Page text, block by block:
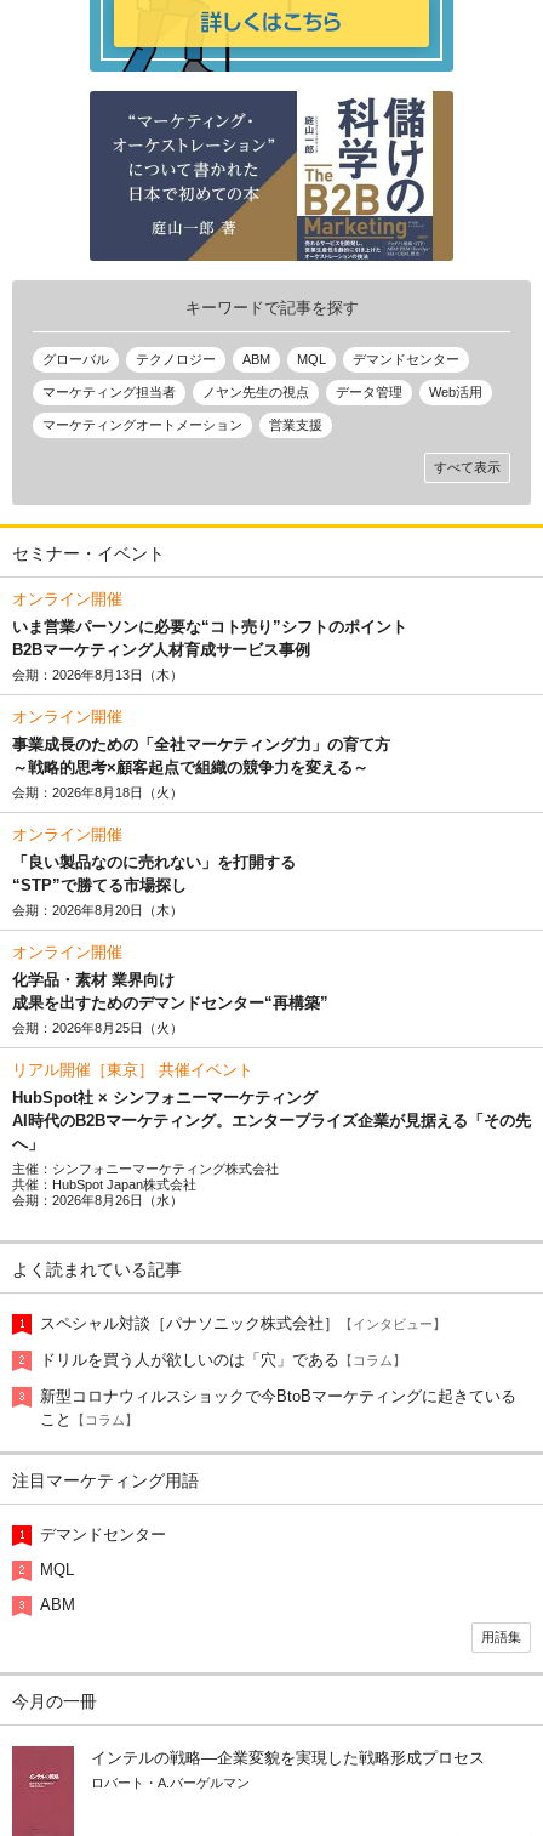
キーワードで記事を探す
グローバル テクノロジー ABM MQL デマンドセンター
マーケティング担当者 ノヤン先生の視点 データ管理 Web活用
マーケティングオートメーション 営業支援
すべて表示
セミナー・イベント
オンライン開催
いま営業パーソンに必要な“コト売り”シフトのポイント
B2Bマーケティング人材育成サービス事例
会期：2026年8月13日（木）
オンライン開催
事業成長のための「全社マーケティング力」の育て方
～戦略的思考×顧客起点で組織の競争力を変える～
会期：2026年8月18日（火）
オンライン開催
「良い製品なのに売れない」を打開する
“STP”で勝てる市場探し
会期：2026年8月20日（木）
オンライン開催
化学品・素材 業界向け
成果を出すためのデマンドセンター“再構築”
会期：2026年8月25日（火）
リアル開催［東京］ 共催イベント
HubSpot社 × シンフォニーマーケティング
AI時代のB2Bマーケティング。エンタープライズ企業が見据える「その先
へ」
主催：シンフォニーマーケティング株式会社
共催：HubSpot Japan株式会社
会期：2026年8月26日（水）
よく読まれている記事
スペシャル対談［パナソニック株式会社］ 【インタビュー】
ドリルを買う人が欲しいのは「穴」である 【コラム】
新型コロナウィルスショックで今BtoBマーケティングに起きている
こと
【コラム】
注目マーケティング用語
デマンドセンター
MQL
ABM
用語集
今月の一冊
インテルの戦略―企業変貌を実現した戦略形成プロセス
ロバート・A.バーゲルマン